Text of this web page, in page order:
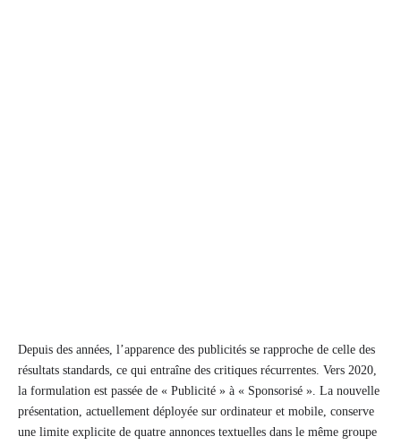
Depuis des années, l’apparence des publicités se rapproche de celle des
résultats standards, ce qui entraîne des critiques récurrentes. Vers 2020,
la formulation est passée de « Publicité » à « Sponsorisé ». La nouvelle
présentation, actuellement déployée sur ordinateur et mobile, conserve
une limite explicite de quatre annonces textuelles dans le même groupe